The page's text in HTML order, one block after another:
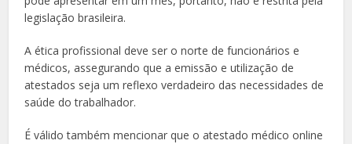
legislação brasileira.
A ética profissional deve ser o norte de funcionários e
médicos, assegurando que a emissão e utilização de
atestados seja um reflexo verdadeiro das necessidades de
saúde do trabalhador.
É válido também mencionar que o atestado médico online